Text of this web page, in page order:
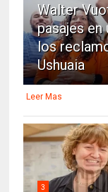
Walter
pasajes
los
Ushuaia
Leer Mas
3